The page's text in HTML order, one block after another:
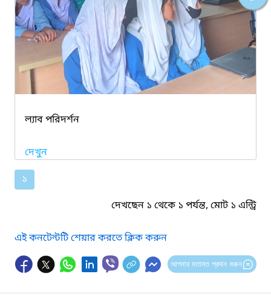
ল্যাব পরিদর্শন
দেখুন
১
দেখছেন ১ থেকে ১ পর্যন্ত, মোট ১ এন্ট্রি
এই কনটেন্টটি শেয়ার করতে ক্লিক করুন
আপনার মতামত প্রদান করুন